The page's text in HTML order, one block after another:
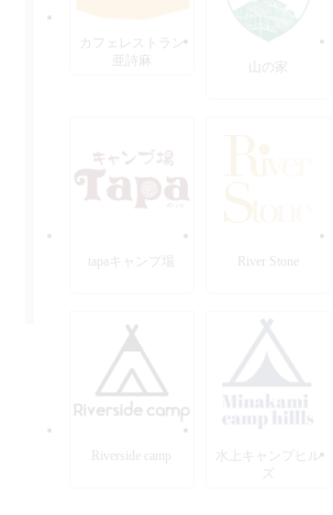
カフェレストラン
亜詩麻
山の家
tapaキャンプ場 River Stone
Riverside camp
水上キャンプヒル